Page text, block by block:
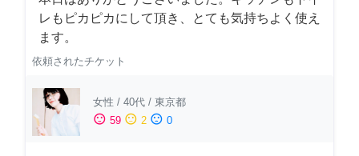
レもピカピカにして頂き、とても気持ちよく使え
ます。
依頼されたチケット
女性 / 40代 / 東京都
sentiment_satisfied 59 sentiment_neutral 2 sentiment_dissatisfied 0